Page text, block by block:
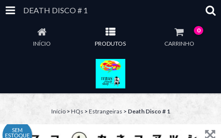
DEATH DISCO # 1
INÍCIO PRODUTOS CARRINHO
0
Início > HQs > Estrangeiras > Death Disco # 1
SEM
ESTOQUE